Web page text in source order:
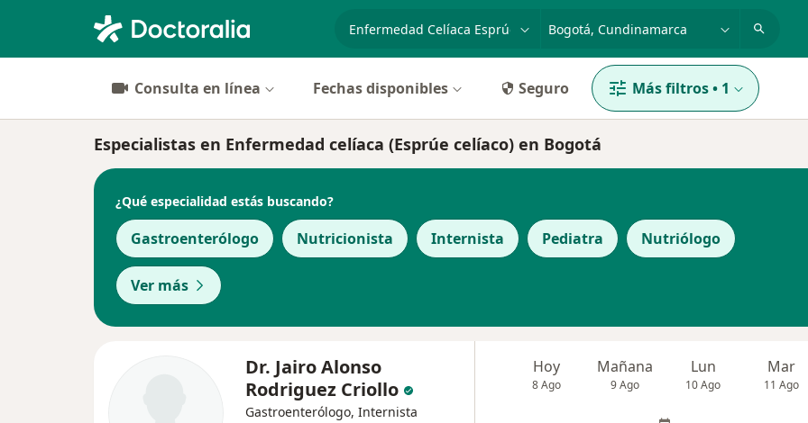
especialidad, enfermedad o nombre
p. ej. Bogotá
Consulta en línea Fechas disponibles Seguro Más filtros• 1
Especialistas en Enfermedad celíaca (Esprúe celíaco) en Bogotá
¿Qué especialidad estás buscando?
Gastroenterólogo Nutricionista Internista Pediatra Nutriólogo
Ver más
Dr. Jairo Alonso
Rodriguez Criollo
Gastroenterólogo, Internista
Hoy
8 Ago
Mañana
9 Ago
Lun
10 Ago
Mar
11 Ago